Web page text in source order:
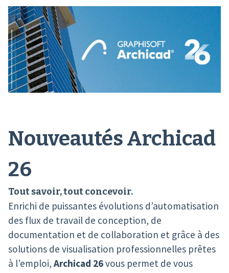
Nouveautés Archicad
26
Tout savoir, tout concevoir.
Enrichi de puissantes évolutions d’automatisation
des flux de travail de conception, de
documentation et de collaboration et grâce à des
solutions de visualisation professionnelles prêtes
à l’emploi, Archicad 26vous permet de vous